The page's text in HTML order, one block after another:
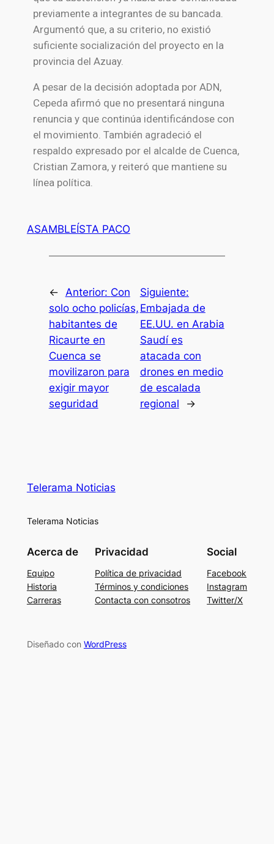
previamente a integrantes de su bancada.
Argumentó que, a su criterio, no existió
suficiente socialización del proyecto en la
provincia del Azuay.
A pesar de la decisión adoptada por ADN,
Cepeda afirmó que no presentará ninguna
renuncia y que continúa identificándose con
el movimiento. También agradeció el
respaldo expresado por el alcalde de Cuenca,
Cristian Zamora, y reiteró que mantiene su
línea política.
ASAMBLEÍSTA PACO
← Anterior: Con
solo ocho policías,
habitantes de
Ricaurte en
Cuenca se
movilizaron para
exigir mayor
seguridad
Siguiente:
Embajada de
EE.UU. en Arabia
Saudí es
atacada con
drones en medio
de escalada
regional
→
Telerama Noticias
Telerama Noticias
Acerca de
Equipo
Historia
Carreras
Privacidad
Política de privacidad
Términos y condiciones
Contacta con consotros
Social
Facebook
Instagram
Twitter/X
Diseñado con WordPress